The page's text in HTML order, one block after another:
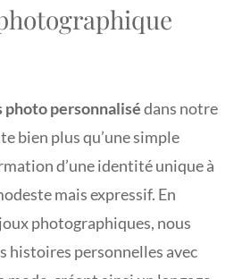
photo personnalisédans notre
bien plus qu’une simple
d’une identité unique à
mais expressif. En
photographiques, nous
histoires personnelles avec